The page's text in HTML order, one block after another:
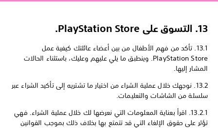
13. التسوق على PlayStation Store.
13.1. تأكد من فهم الأطفال من بين أعضاء عائلتك كيفية عمل
PlayStation Store. وينطبق ما يلي عليهم وعليك، باستثناء الحالات
المشار إليها.
13.2. نوجهك خلال عملية الشراء من اختيار ما تشتريه إلى تأكيد الشراء عبر
سلسلة من الشاشات والتعليمات.
13.2.1. اقرأ بعناية المعلومات التي نعرضها لك خلال عملية الشراء. فهي
تؤثر على حقوق الإلغاء التي قد تتمتع بها بخلاف ذلك بموجب القوانين